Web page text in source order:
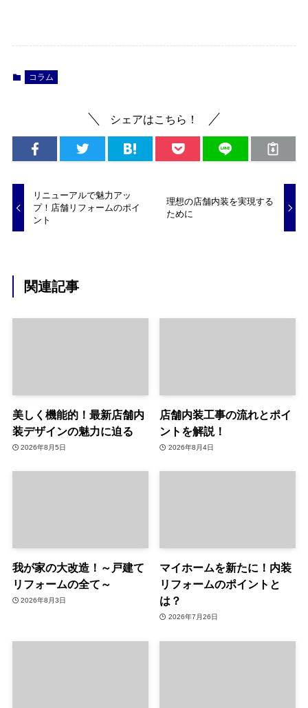
コラム
シェアはこちら！
リニューアルで魅力アッ
プ！店舗リフォームのポイ
ント
理想の店舗内装を実現する
ために
関連記事
美しく機能的！最新店舗内
装デザインの魅力に迫る
2026年8月5日
店舗内装工事の流れとポイ
ントを解説！
2026年8月4日
我が家の大改造！～戸建て
リフォームの全て～
2026年8月3日
マイホームを新たに！内装
リフォームのポイントと
は？
2026年7月26日